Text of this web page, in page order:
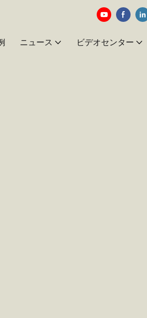
ニュース ビデオセンター